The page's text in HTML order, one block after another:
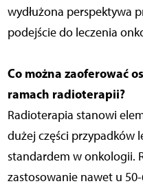
wydłużona perspektywa
podejście do leczenia
Co można zaoferować
ramach radioterapii?
Radioterapia stanowi
dużej części przypadków
standardem w onkologii.
zastosowanie nawet u